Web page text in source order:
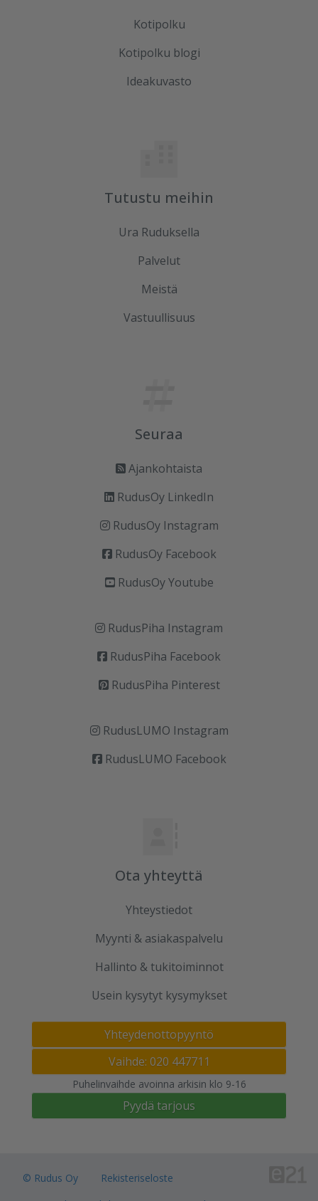
Kotipolku
Kotipolku blogi
Ideakuvasto
Tutustu meihin
Ura Ruduksella
Palvelut
Meistä
Vastuullisuus
Seuraa
Ajankohtaista
RudusOy LinkedIn
RudusOy Instagram
RudusOy Facebook
RudusOy Youtube
RudusPiha Instagram
RudusPiha Facebook
RudusPiha Pinterest
RudusLUMO Instagram
RudusLUMO Facebook
Ota yhteyttä
Yhteystiedot
Myynti & asiakaspalvelu
Hallinto & tukitoiminnot
Usein kysytyt kysymykset
Yhteydenottopyyntö
Vaihde: 020 447711
Puhelinvaihde avoinna arkisin klo 9-16
Pyydä tarjous
© Rudus Oy
Rekisteriseloste